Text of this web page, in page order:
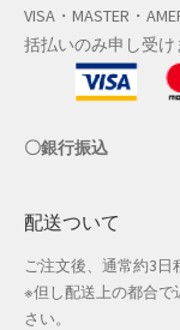
VISA・MASTER・
括払いのみ申し受け
〇銀行振込
配送ついて
ご注文後、通常約3日
※但し配送上の都合
さい。